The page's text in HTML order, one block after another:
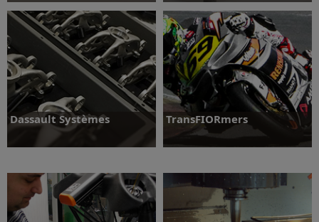
Daha fazlasını öğrenin Daha fazlasını öğrenin
Dassault Systèmes
Daha fazlasını öğrenin
TransFIORmers
Daha fazlasını öğrenin